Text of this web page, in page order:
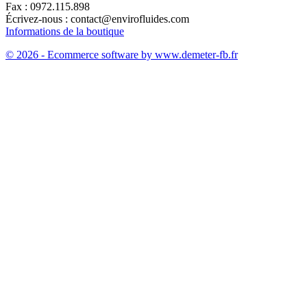
Fax : 0972.115.898
Écrivez-nous : contact@envirofluides.com
Informations de la boutique
© 2026 - Ecommerce software by www.demeter-fb.fr